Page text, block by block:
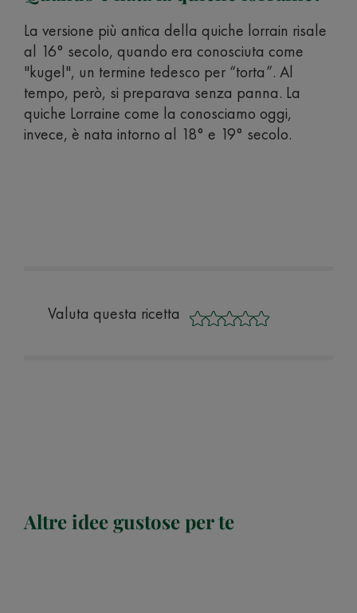
La versione più antica della quiche lorrain risale
al 16° secolo, quando era conosciuta come
"kugel", un termine tedesco per “torta”. Al
tempo, però, si preparava senza panna. La
quiche Lorraine come la conosciamo oggi,
invece, è nata intorno al 18° e 19° secolo.
Valuta questa ricetta
Altre idee gustose per te